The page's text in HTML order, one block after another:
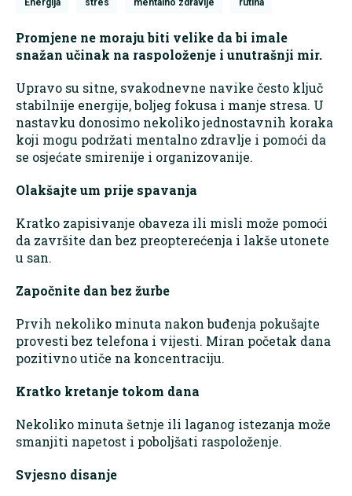
Energija stres mentalno zdravlje rutina
Promjene ne moraju biti velike da bi imale
snažan učinak na raspoloženje i unutrašnji mir.
Upravo su sitne, svakodnevne navike često ključ
stabilnije energije, boljeg fokusa i manje stresa. U
nastavku donosimo nekoliko jednostavnih koraka
koji mogu podržati mentalno zdravlje i pomoći da
se osjećate smirenije i organizovanije.
Olakšajte um prije spavanja
Kratko zapisivanje obaveza ili misli može pomoći
da završite dan bez preopterećenja i lakše utonete
u san.
Započnite dan bez žurbe
Prvih nekoliko minuta nakon buđenja pokušajte
provesti bez telefona i vijesti. Miran početak dana
pozitivno utiče na koncentraciju.
Kratko kretanje tokom dana
Nekoliko minuta šetnje ili laganog istezanja može
smanjiti napetost i poboljšati raspoloženje.
Svjesno disanje